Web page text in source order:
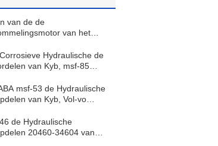
van de de
van het
met Cilinderblok en
Hydraulische de
van Kyb, msf-85
Kyb Hydraulische
msf-53 de Hydraulische
van Kyb, Vol-vo
de Hydraulische
20460-34604 van